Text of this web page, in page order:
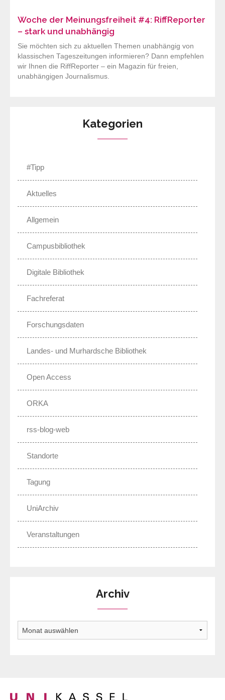
Woche der Meinungsfreiheit #4: RiffReporter
– stark und unabhängig
Sie möchten sich zu aktuellen Themen unabhängig von
klassischen Tageszeitungen informieren? Dann empfehlen
wir Ihnen die RiffReporter – ein Magazin für freien,
unabhängigen Journalismus.
Kategorien
#Tipp
Aktuelles
Allgemein
Campusbibliothek
Digitale Bibliothek
Fachreferat
Forschungsdaten
Landes- und Murhardsche Bibliothek
Open Access
ORKA
rss-blog-web
Standorte
Tagung
UniArchiv
Veranstaltungen
Archiv
Archiv